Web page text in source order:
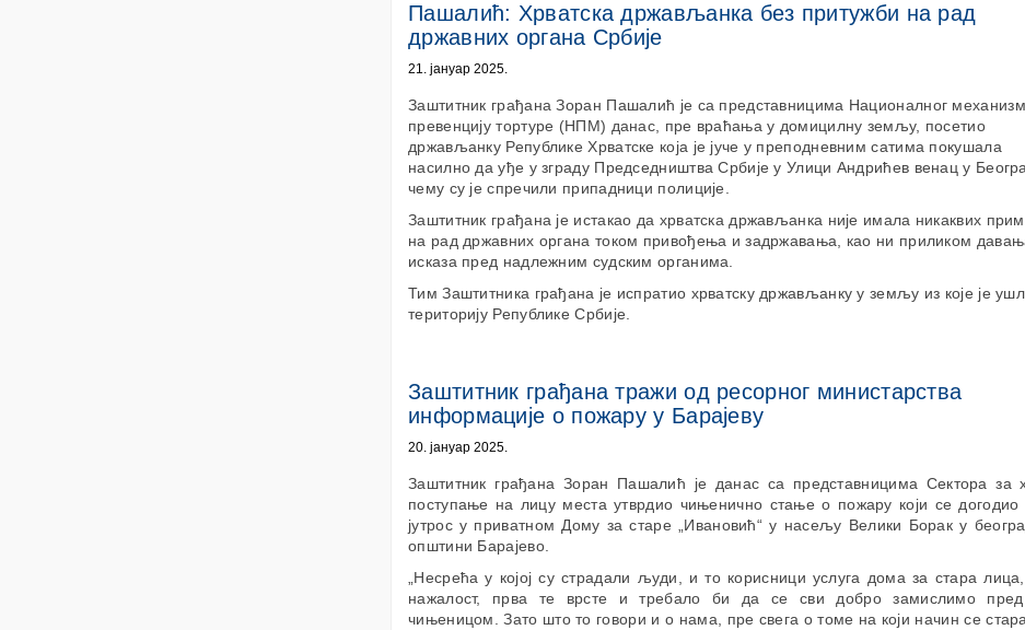
Пашалић: Хрватска држављанка без притужби на рад
државних органа Србије
21. јануар 2025.
Заштитник грађана Зоран Пашалић је са представницима Националног
превенцију тортуре (НПМ) данас, пре враћања у домицилну земљу, посетио
држављанку Републике Хрватске која је јуче у преподневним сатима покушала
насилно да уђе у зграду Председништва Србије у Улици Андрићев венац у
чему су је спречили припадници полиције.
Заштитник грађана je истакао да хрватска држављанка није имала никаквих
на рад државних органа током привођења и задржавања, као ни приликом
исказа пред надлежним судским органима.
Тим Заштитникa грађана је испратио хрватску држављанку у земљу из које је
територију Републике Србије.
Заштитник грађана тражи од ресорног министарства
информације о пожару у Барајеву
20. јануар 2025.
Заштитник грађана Зоран Пашалић је данас са представницима Сектора за
поступање на лицу места утврдио чињенично стање о пожару који се догодио
јутрос у приватном Дому за старе „Ивановић“ у насељу Велики Борак у
општини Барајево.
„Несрећа у којој су страдали људи, и то корисници услуга дома за стара лица,
нажалост, прва те врсте и требало би да се сви добро замислимо
чињеницом. Зато што то говори и о нама, пре свега о томе на који начин се